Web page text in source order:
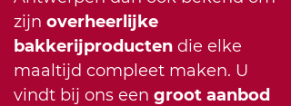
zijn overheerlijke
bakkerijproducten die elke
maaltijd compleet maken. U
vindt bij ons een groot aanbod